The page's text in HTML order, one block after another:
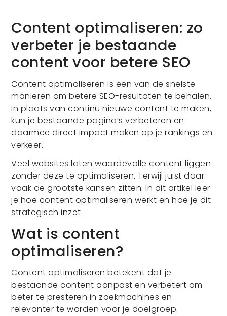
Content optimaliseren: zo
verbeter je bestaande
content voor betere SEO
Content optimaliseren is een van de snelste
manieren om betere SEO-resultaten te behalen.
In plaats van continu nieuwe content te maken,
kun je bestaande pagina’s verbeteren en
daarmee direct impact maken op je rankings en
verkeer.
Veel websites laten waardevolle content liggen
zonder deze te optimaliseren. Terwijl juist daar
vaak de grootste kansen zitten. In dit artikel leer
je hoe content optimaliseren werkt en hoe je dit
strategisch inzet.
Wat is content
optimaliseren?
Content optimaliseren betekent dat je
bestaande content aanpast en verbetert om
beter te presteren in zoekmachines en
relevanter te worden voor je doelgroep.